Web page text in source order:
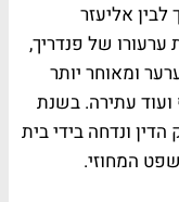
אליעזר
של פנדריך,
ומאוחר יותר
עתירה. בשנת
הדין ונדחה בידי בית
המחוזי.